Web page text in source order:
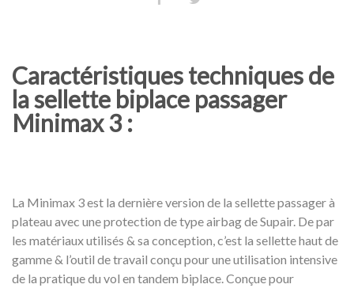
Caractéristiques techniques de
la sellette biplace passager
Minimax 3 :
La Minimax 3 est la dernière version de la sellette passager à
plateau avec une protection de type airbag de Supair. De par
les matériaux utilisés & sa conception, c’est la sellette haut de
gamme & l’outil de travail conçu pour une utilisation intensive
de la pratique du vol en tandem biplace. Conçue pour